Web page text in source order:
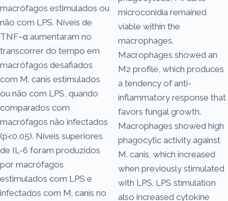
macrófagos estimulados ou
não com LPS. Níveis de
TNF–α aumentaram no
transcorrer do tempo em
macrófagos desafiados
com M. canis estimulados
ou não com LPS, quando
comparados com
macrófagos não infectados
(p<0,05). Níveis superiores
de IL-6 foram produzidos
por macrófagos
estimulados com LPS e
infectados com M. canis no
microconidia remained
viable within the
macrophages.
Macrophages showed an
M2 profile, which produces
a tendency of anti-
inflammatory response that
favors fungal growth.
Macrophages showed high
phagocytic activity against
M. canis, which increased
when previously stimulated
with LPS. LPS stimulation
also increased cytokine